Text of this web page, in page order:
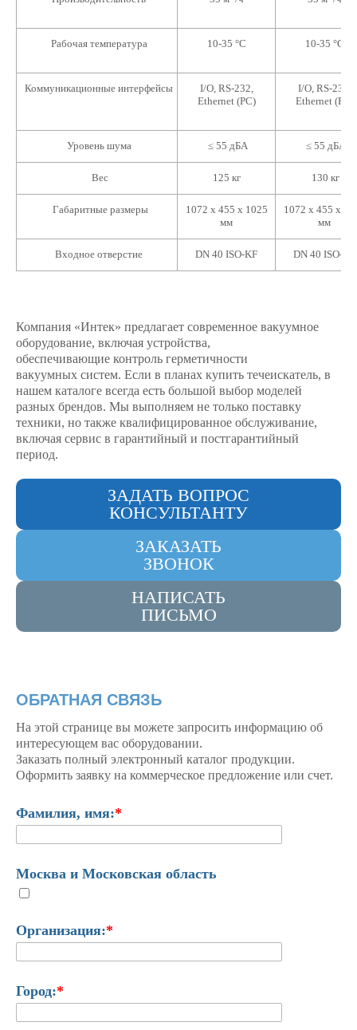
Рабочая температура 10-35 °С 10-35 °С
Коммуникационные интерфейсы
I/O, RS-232,
Ethernet (PC)
I/O, RS-232,
Ethernet (PC)
Уровень шума ≤ 55 дБА ≤ 55 дБА
Вес 125 кг 130 кг
Габаритные размеры
1072 х 455 х 1025
мм
1072 х 455 х
мм
Входное отверстие DN 40 ISO-KF DN 40 ISO-KF
Компания «Интек» предлагает современное вакуумное
оборудование, включая устройства,
обеспечивающие контроль герметичности
вакуумных систем. Если в планах купить течеискатель, в
нашем каталоге всегда есть большой выбор моделей
разных брендов. Мы выполняем не только поставку
техники, но также квалифицированное обслуживание,
включая сервис в гарантийный и постгарантийный
период.
ЗАДАТЬ ВОПРОС
КОНСУЛЬТАНТУ
ЗАКАЗАТЬ
ЗВОНОК
НАПИСАТЬ
ПИСЬМО
ОБРАТНАЯ СВЯЗЬ
На этой странице вы можете запросить информацию об
интересующем вас оборудовании.
Заказать полный электронный каталог продукции.
Оформить заявку на коммерческое предложение или счет.
Фамилия, имя:*
Москва и Московская область
Организация:*
Город:*